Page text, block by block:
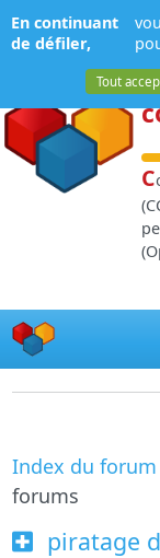
C
Index du forum
forums
piratage
Panneau de gestion
En continuant
de défiler,
Tout